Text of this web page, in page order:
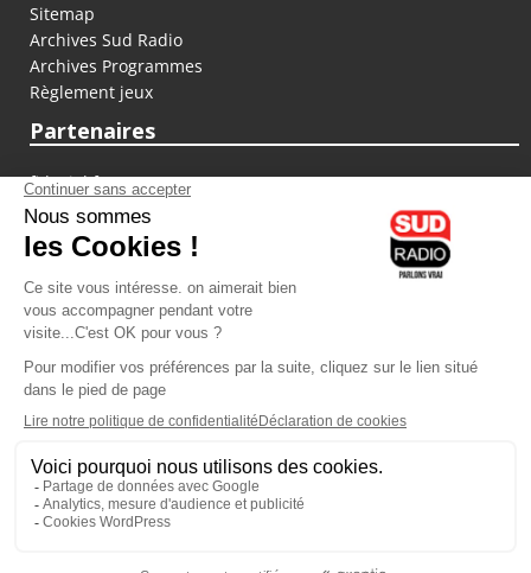
Sitemap
Archives Sud Radio
Archives Programmes
Règlement jeux
Partenaires
fiducial.fr
lyoncapitale.fr
olympique-et-lyonnais.com
L'application Iphone / Android
Téléchargez l'application
Les cookies
Gestion des cookies
Crédit photos : ©Sud Radio / Pierre Olivier